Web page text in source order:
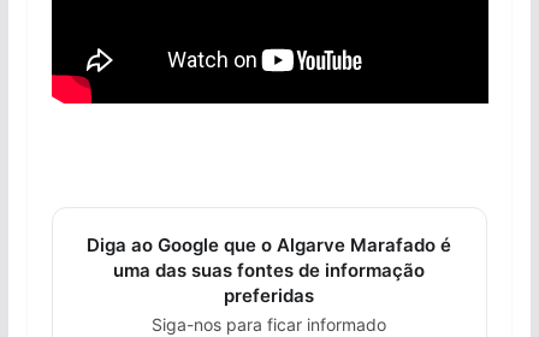
Diga ao Google que o Algarve Marafado é
uma das suas fontes de informação
preferidas
Siga-nos para ficar informado